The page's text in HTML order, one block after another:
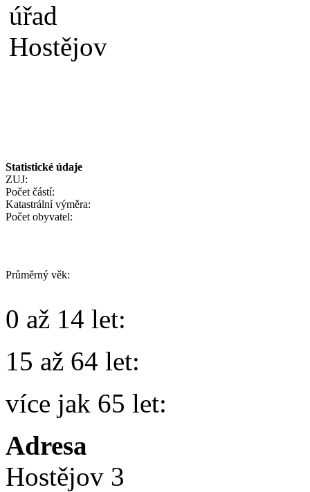
Statistické údaje
ZUJ:
Počet částí:
Katastrální výměra:
Počet obyvatel:
Průměrný věk:
0 až 14
15 až 64
více jak 65
Adresa
Hostějov 3